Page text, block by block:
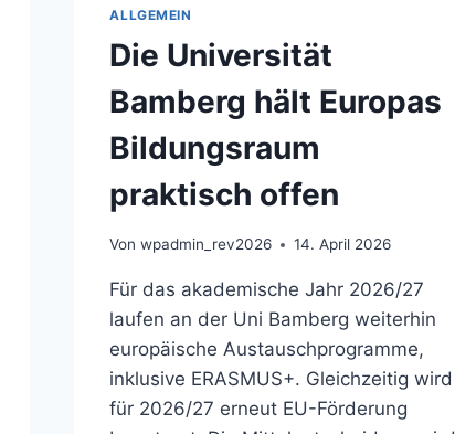
ALLGEMEIN
Die Universität
Bamberg hält Europas
Bildungsraum
praktisch offen
Von wpadmin_rev2026 14. April 2026
Für das akademische Jahr 2026/27
laufen an der Uni Bamberg weiterhin
europäische Austauschprogramme,
inklusive ERASMUS+. Gleichzeitig wird
für 2026/27 erneut EU-Förderung